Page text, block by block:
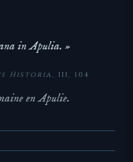
in Apulia. »
Historia, III, 104
en Apulie.